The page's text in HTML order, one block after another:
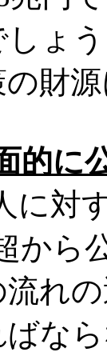
ょ
財
的に
対
から
れ
な